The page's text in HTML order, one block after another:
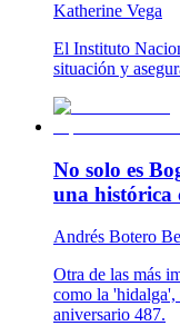
Katherine Vega
El Instituto
situación y
No solo es
una histórica
Andrés Botero
Otra de las más
como la 'hidalga',
aniversario 487.